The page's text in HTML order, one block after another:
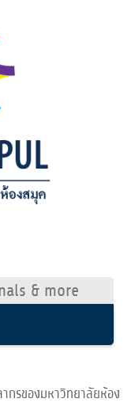
กรของมหาวิทยาลัยห้อง